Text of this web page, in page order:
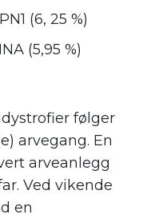
(6, 25 %)
(5,95 %)
følger
arvegang. En
arveanlegg
Ved vikende
en